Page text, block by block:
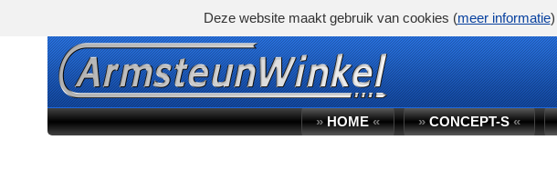
»HOME« »CONCEPT-S«
Deze website maakt gebruik van cookies (meer informatie)